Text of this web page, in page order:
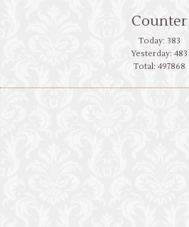
Counter
Today: 383
Yesterday: 483
Total: 497868